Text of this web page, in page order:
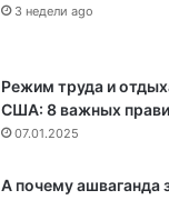
3 недели ago
Режим труда и
США: 8 важных
07.01.2025
А почему ашваганда